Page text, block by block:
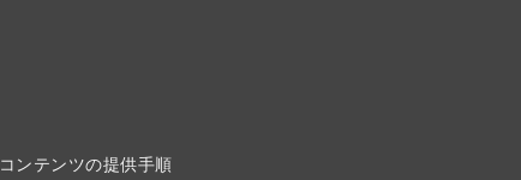
コンテンツの提供手順